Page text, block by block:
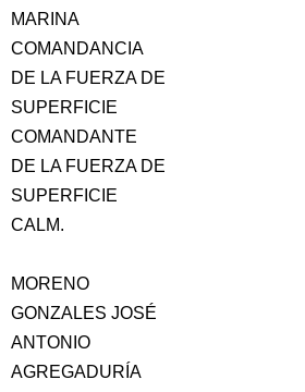
MARINA
COMANDANCIA
DE LA FUERZA DE
SUPERFICIE
COMANDANTE
DE LA FUERZA DE
SUPERFICIE
CALM.
MORENO
GONZALES JOSÉ
ANTONIO
AGREGADURÍA